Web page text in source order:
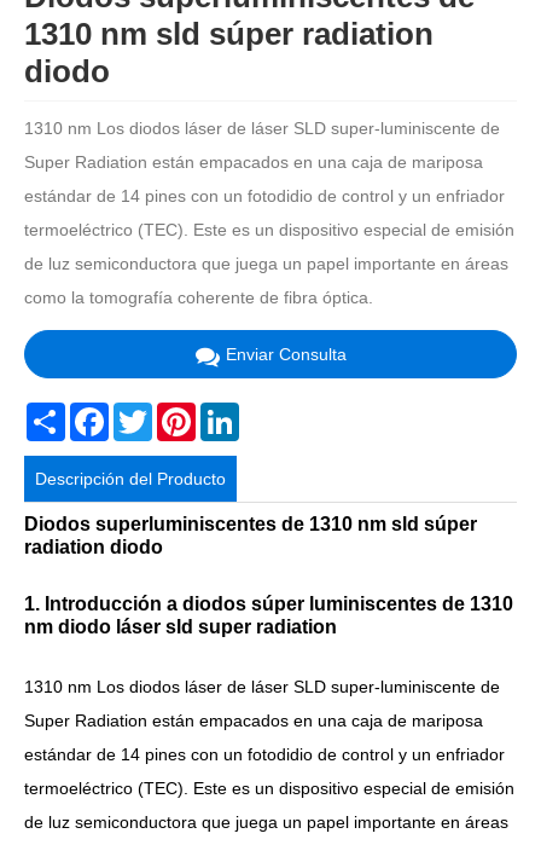
1310 nm sld súper radiation
diodo
1310 nm Los diodos láser de láser SLD super-luminiscente de
Super Radiation están empacados en una caja de mariposa
estándar de 14 pines con un fotodidio de control y un enfriador
termoeléctrico (TEC). Este es un dispositivo especial de emisión
de luz semiconductora que juega un papel importante en áreas
como la tomografía coherente de fibra óptica.
Enviar Consulta
Share Facebook
TwitterPinterest
Descripción del Producto
Diodos superluminiscentes de 1310 nm sld súper
radiation diodo
1. Introducción a diodos súper luminiscentes de 1310
nm diodo láser sld super radiation
1310 nm Los diodos láser de láser SLD super-luminiscente de
Super Radiation están empacados en una caja de mariposa
estándar de 14 pines con un fotodidio de control y un enfriador
termoeléctrico (TEC). Este es un dispositivo especial de emisión
de luz semiconductora que juega un papel importante en áreas